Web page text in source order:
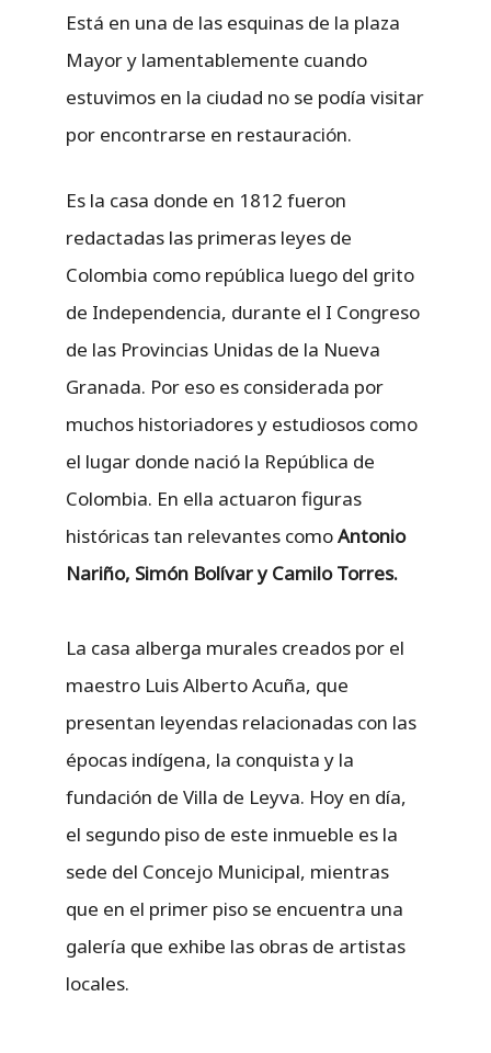
Está en una de las esquinas de la plaza
Mayor y lamentablemente cuando
estuvimos en la ciudad no se podía visitar
por encontrarse en restauración.
Es la casa donde en 1812 fueron
redactadas las primeras leyes de
Colombia como república luego del grito
de Independencia, durante el I Congreso
de las Provincias Unidas de la Nueva
Granada. Por eso es considerada por
muchos historiadores y estudiosos como
el lugar donde nació la República de
Colombia. En ella actuaron figuras
históricas tan relevantes comoAntonio
Nariño, Simón Bolívar y Camilo Torres.
La casa alberga murales creados por el
maestro Luis Alberto Acuña, que
presentan leyendas relacionadas con las
épocas indígena, la conquista y la
fundación de Villa de Leyva. Hoy en día,
el segundo piso de este inmueble es la
sede del Concejo Municipal, mientras
que en el primer piso se encuentra una
galería que exhibe las obras de artistas
locales.